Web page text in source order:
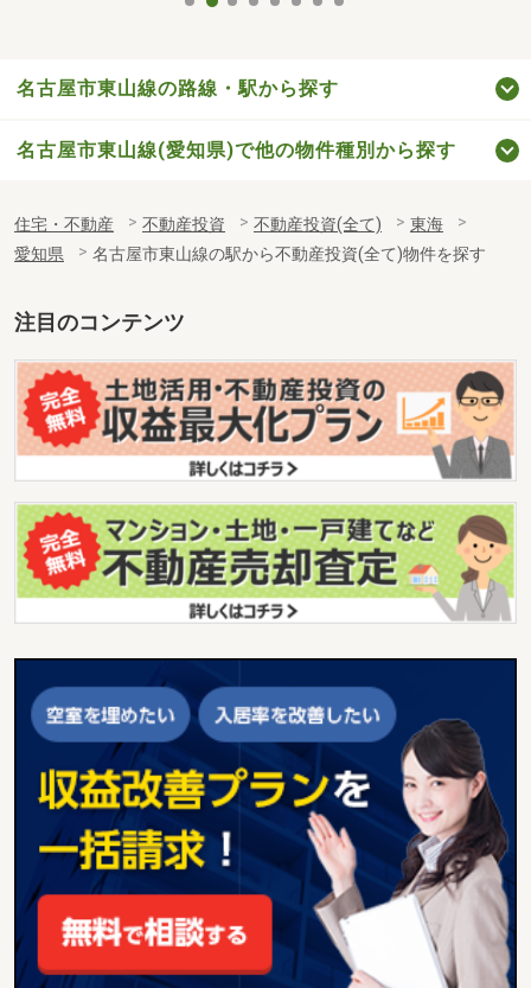
名古屋市東山線の路線・駅から探す
名古屋市東山線(愛知県)で他の物件種別から探す
住宅・不動産 不動産投資 不動産投資(全て)
東海
愛知県
名古屋市東山線の駅から不動産投資(全て)物件を探す
注目のコンテンツ